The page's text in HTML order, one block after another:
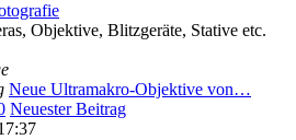
Objektive, Blitzgeräte, Stative etc.
Neue Ultramakro-Objektive von…
Neuester Beitrag